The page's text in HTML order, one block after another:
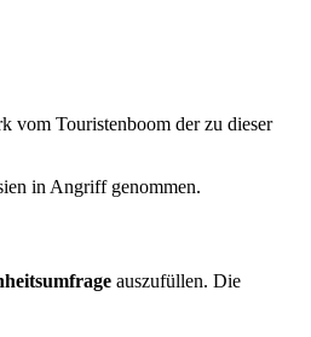
vom Touristenboom der zu dieser
in Angriff genommen.
auszufüllen. Die